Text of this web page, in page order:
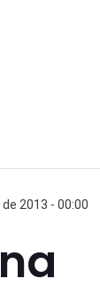
2013 - 00:00